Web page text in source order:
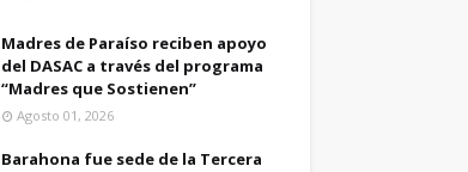
Madres de Paraíso reciben apoyo
del DASAC a través del programa
“Madres que Sostienen”
Agosto 01, 2026
Barahona fue sede de la Tercera